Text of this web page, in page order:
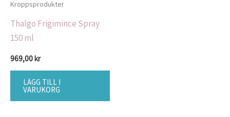
Kroppsprodukter
Thalgo Frigimince Spray
150 ml
969,00kr
LÄGG TILL I
VARUKORG